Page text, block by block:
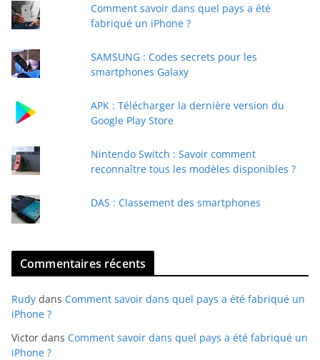
r
e
e
-
a
Comment savoir dans quel pays a été
fabriqué un iPhone ?
SAMSUNG : Codes secrets pour les
smartphones Galaxy
APK : Télécharger la dernière version du
Google Play Store
Nintendo Switch : Savoir comment
reconnaître tous les modèles disponibles ?
DAS : Classement des smartphones
Commentaires récents
Rudy dans Comment savoir dans quel pays a été fabriqué un
iPhone ?
Victor dans Comment savoir dans quel pays a été fabriqué un
iPhone ?